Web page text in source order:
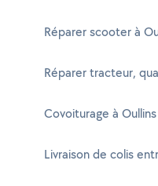
Réparer scooter à
Réparer tracteur,
Covoiturage à Oullins
Livraison de colis